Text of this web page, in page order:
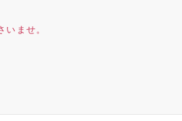
ませ。